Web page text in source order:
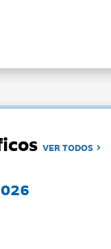
VER TODOS